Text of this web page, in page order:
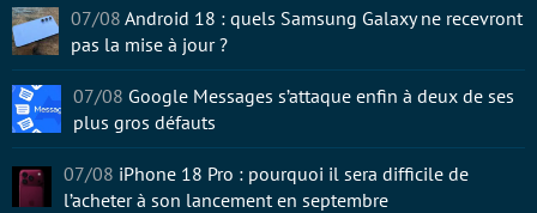
07/08 Android 18 : quels Samsung Galaxy ne recevront
pas la mise à jour ?
07/08 Google Messages s’attaque enfin à deux de ses
plus gros défauts
07/08 iPhone 18 Pro : pourquoi il sera difficile de
l’acheter à son lancement en septembre